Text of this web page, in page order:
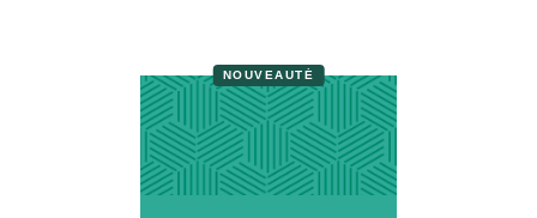
NOUVEAUTÉ